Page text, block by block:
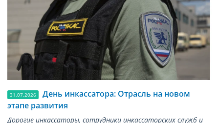
31.07.2026
День инкассатора: Отрасль на новом
этапе развития
Дорогие инкассаторы, сотрудники инкассаторских служб и